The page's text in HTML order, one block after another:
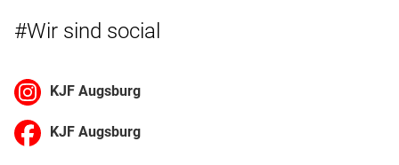
#Wir sind social
KJF Augsburg
KJF Augsburg